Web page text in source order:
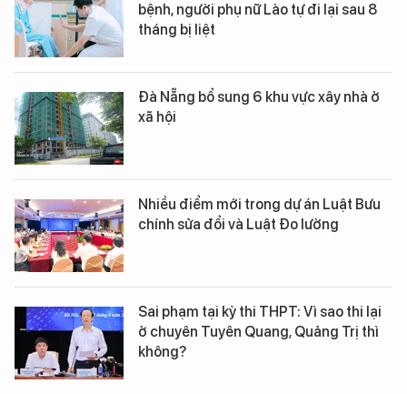
bệnh, người phụ nữ Lào tự đi lại sau 8
tháng bị liệt
Đà Nẵng bổ sung 6 khu vực xây nhà ở
xã hội
Nhiều điểm mới trong dự án Luật Bưu
chính sửa đổi và Luật Đo lường
Sai phạm tại kỳ thi THPT: Vì sao thi lại
ở chuyên Tuyên Quang, Quảng Trị thì
không?